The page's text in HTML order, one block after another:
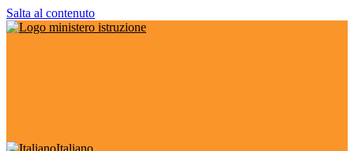
Salta al contenuto
Italiano